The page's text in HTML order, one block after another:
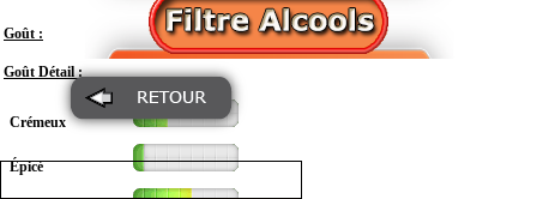
Goût : Doux
Goût Détail :
Crémeux
Épicé